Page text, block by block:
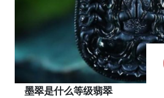
墨翠是什么等级翡翠